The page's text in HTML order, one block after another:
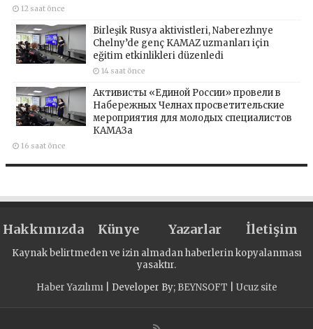
12 saat önce
Birleşik Rusya aktivistleri, Naberezhnye
Chelny’de genç KAMAZ uzmanları için
eğitim etkinlikleri düzenledi
14 saat önce
Активисты «Единой России» провели в
Набережных Челнах просветительские
мероприятия для молодых специалистов
КАМАЗа
16 saat önce
Hakkımızda Künye Yazarlar İletişim
Kaynak belirtmeden ve izin almadan haberlerin kopyalanması
yasaktır.
Haber Yazılımı| Developer By; BEYNSOFT Ucuz site